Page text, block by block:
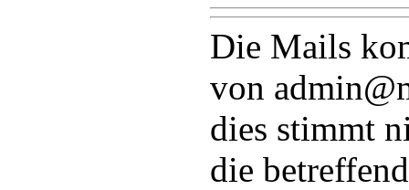
Die Mails
von
dies stimmt
die